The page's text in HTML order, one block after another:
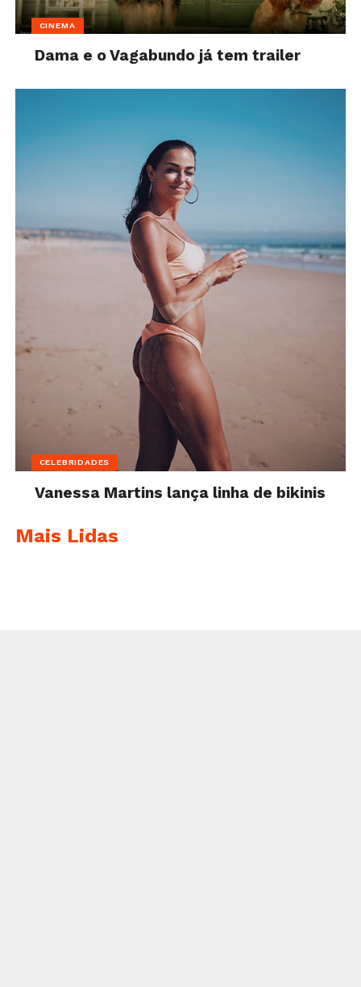
CINEMA
Dama e o Vagabundo já tem trailer
CELEBRIDADES
Vanessa Martins lança linha de bikinis
Mais Lidas